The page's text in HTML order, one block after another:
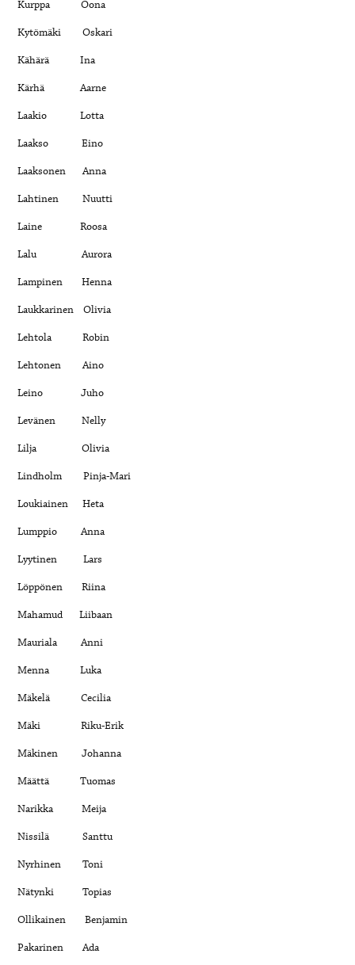
Kurppa Oona
Kytömäki Oskari
Kähärä Ina
Kärhä Aarne
Laakio Lotta
Laakso Eino
Laaksonen Anna
Lahtinen Nuutti
Laine Roosa
Lalu Aurora
Lampinen Henna
Laukkarinen Olivia
Lehtola Robin
Lehtonen Aino
Leino Juho
Levänen Nelly
Lilja Olivia
Lindholm Pinja-Mari
Loukiainen Heta
Lumppio Anna
Lyytinen Lars
Löppönen Riina
Mahamud Liibaan
Mauriala Anni
Menna Luka
Mäkelä Cecilia
Mäki Riku-Erik
Mäkinen Johanna
Määttä Tuomas
Narikka Meija
Nissilä Santtu
Nyrhinen Toni
Nätynki Topias
Ollikainen Benjamin
Pakarinen Ada